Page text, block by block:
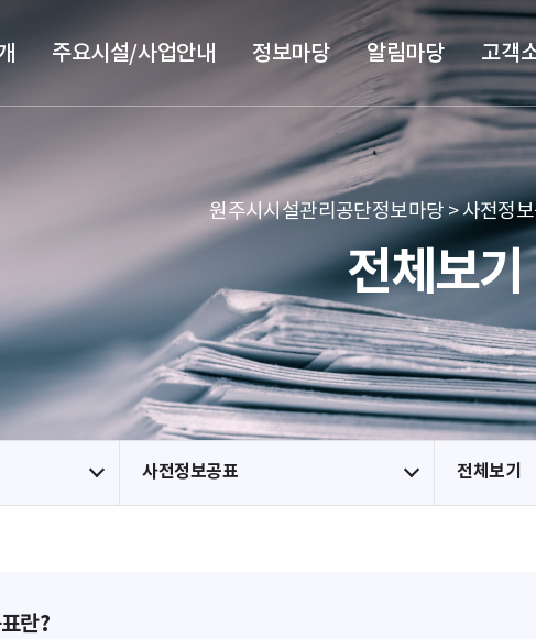
본문 바로가기
메뉴 바로가기
주요시설/사업안내 정보마당 알림마당 고객
원주시시설관리공단정보마당 > 사전정
전체보기
사전정보공표 전체보기
란?